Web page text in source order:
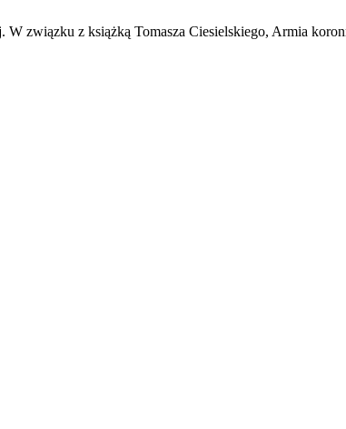
związku z książką Tomasza Ciesielskiego, Armia